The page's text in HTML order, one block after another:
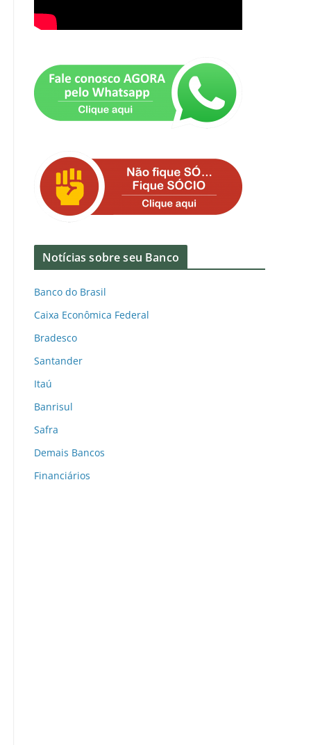
Notícias sobre seu Banco
Banco do Brasil
Caixa Econômica Federal
Bradesco
Santander
Itaú
Banrisul
Safra
Demais Bancos
Financiários